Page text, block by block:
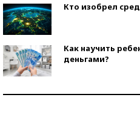
Кто изобрел
Как научить
деньгами?